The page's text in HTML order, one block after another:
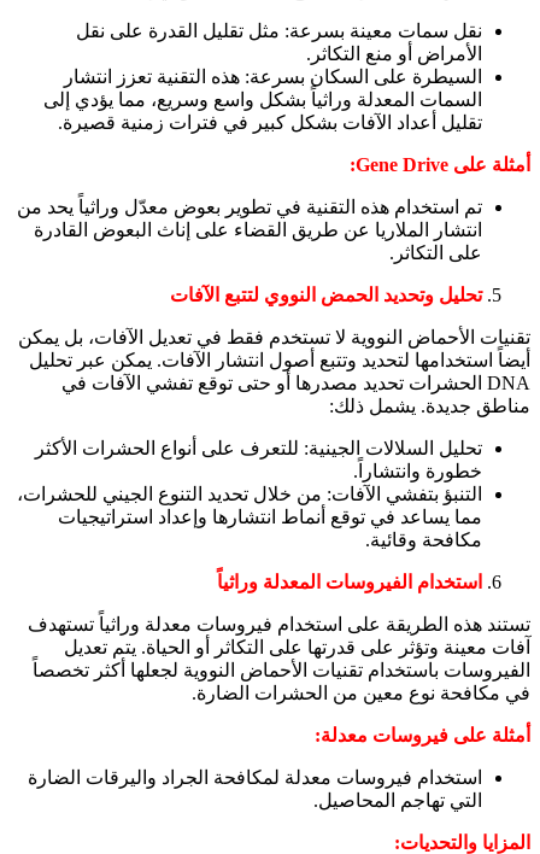
نقل سمات معينة بسرعة: مثل تقليل القدرة على نقل
الأمراض أو منع التكاثر.
السيطرة على السكان بسرعة: هذه التقنية تعزز انتشار
السمات المعدلة وراثياً بشكل واسع وسريع، مما يؤدي إلى
تقليل أعداد الآفات بشكل كبير في فترات زمنية قصيرة.
أمثلة على Gene Drive:
تم استخدام هذه التقنية في تطوير بعوض معدّل وراثياً يحد من
انتشار الملاريا عن طريق القضاء على إناث البعوض القادرة
على التكاثر.
تحليل وتحديد الحمض النووي لتتبع الآفات
تقنيات الأحماض النووية لا تستخدم فقط في تعديل الآفات، بل يمكن
أيضاً استخدامها لتحديد وتتبع أصول انتشار الآفات. يمكن عبر تحليل
DNA الحشرات تحديد مصدرها أو حتى توقع تفشي الآفات في
مناطق جديدة. يشمل ذلك:
تحليل السلالات الجينية: للتعرف على أنواع الحشرات الأكثر
خطورة وانتشاراً.
التنبؤ بتفشي الآفات: من خلال تحديد التنوع الجيني للحشرات،
مما يساعد في توقع أنماط انتشارها وإعداد استراتيجيات
مكافحة وقائية.
استخدام الفيروسات المعدلة وراثياً
تستند هذه الطريقة على استخدام فيروسات معدلة وراثياً تستهدف
آفات معينة وتؤثر على قدرتها على التكاثر أو الحياة. يتم تعديل
الفيروسات باستخدام تقنيات الأحماض النووية لجعلها أكثر تخصصاً
في مكافحة نوع معين من الحشرات الضارة.
أمثلة على فيروسات معدلة:
استخدام فيروسات معدلة لمكافحة الجراد واليرقات الضارة
التي تهاجم المحاصيل.
المزايا والتحديات: